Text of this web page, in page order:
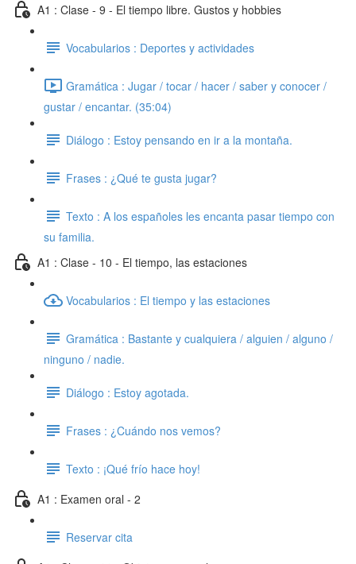
A1 : Clase - 9 - El tiempo libre. Gustos y hobbies
Vocabularios : Deportes y actividades
Gramática : Jugar / tocar / hacer / saber y conocer /
gustar / encantar. (35:04)
Diálogo : Estoy pensando en ir a la montaña.
Frases : ¿Qué te gusta jugar?
Texto : A los españoles les encanta pasar tiempo con
su familia.
A1 : Clase - 10 - El tiempo, las estaciones
Vocabularios : El tiempo y las estaciones
Gramática : Bastante y cualquiera / alguien / alguno /
ninguno / nadie.
Diálogo : Estoy agotada.
Frases : ¿Cuándo nos vemos?
Texto : ¡Qué frío hace hoy!
A1 : Examen oral - 2
Reservar cita